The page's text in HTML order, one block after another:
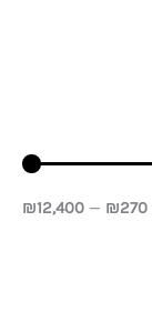
₪270
—
₪12,400